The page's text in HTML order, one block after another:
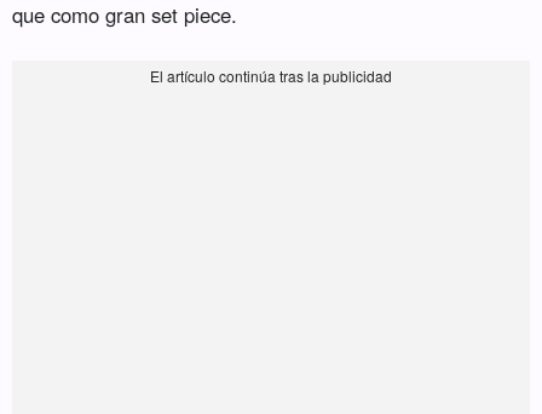
que como gran set piece.